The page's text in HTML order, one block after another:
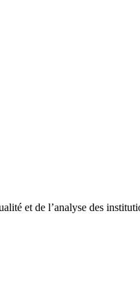
et de l’analyse des